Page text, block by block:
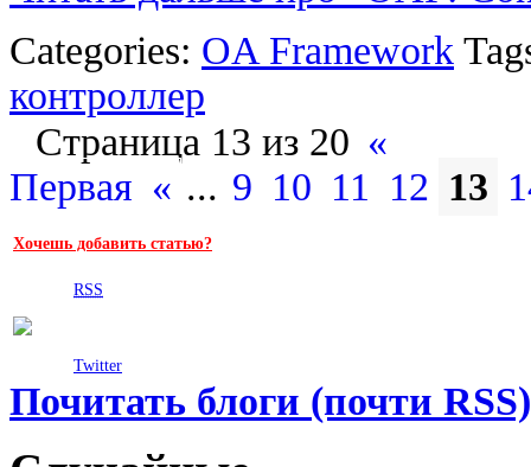
Categories: OA Framework
контроллер
Страница 13 из 20 «
Первая « ... 9 10 11 12 13
Хочешь добавить статью?
RSS
Twitter
Почитать блоги (почти RSS)